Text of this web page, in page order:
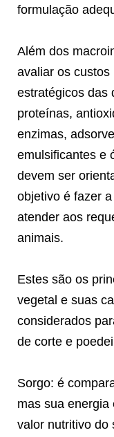
formulação
Além dos
avaliar os
estratégicos das
proteínas,
enzimas,
emulsificantes e
devem ser
objetivo é fazer
atender aos
animais.
Estes são os
vegetal e suas
considerados
de corte e
Sorgo: é
mas sua energia
valor nutritivo do